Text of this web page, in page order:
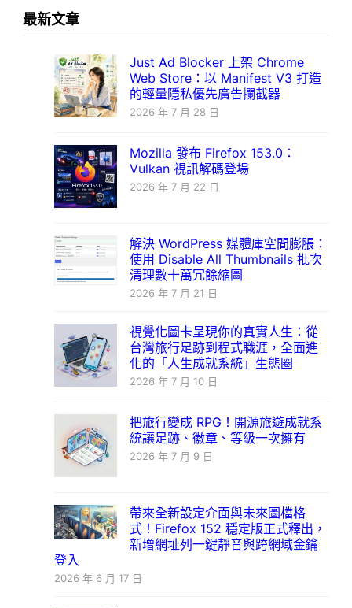
最新文章
Just Ad Blocker 上架 Chrome
Web Store：以 Manifest V3 打造
的輕量隱私優先廣告攔截器
2026 年 7 月 28 日
Mozilla 發布 Firefox 153.0：
Vulkan 視訊解碼登場
2026 年 7 月 22 日
解決 WordPress 媒體庫空間膨脹：
使用 Disable All Thumbnails 批次
清理數十萬冗餘縮圖
2026 年 7 月 21 日
視覺化圖卡呈現你的真實人生：從
台灣旅行足跡到程式職涯，全面進
化的「人生成就系統」生態圈
2026 年 7 月 10 日
把旅行變成 RPG！開源旅遊成就系
統讓足跡、徽章、等級一次擁有
2026 年 7 月 9 日
帶來全新設定介面與未來圖檔格
式！Firefox 152 穩定版正式釋出，
新增網址列一鍵靜音與跨網域金鑰
登入
2026 年 6 月 17 日